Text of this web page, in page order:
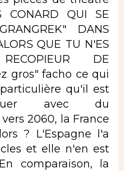
CONARD QUI SE
DANS
QUE TU N'ES
DE
gros" facho ce qui
qu'il est
avec du
2060, la France
? L'Espagne l'a
et elle n'en est
comparaison, la